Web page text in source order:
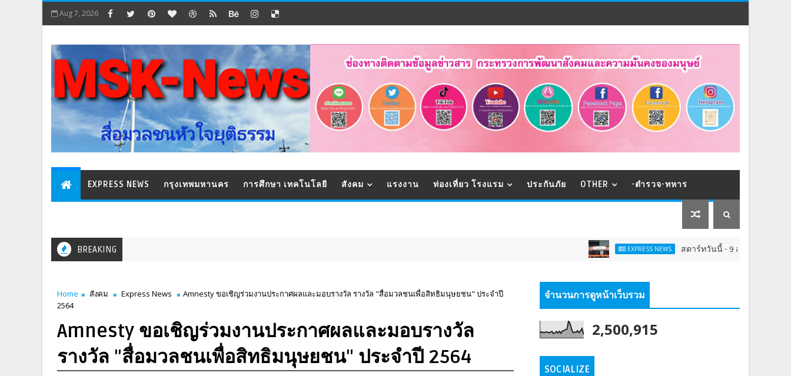
Aug 7, 2026
EXPRESS NEWS กรุงเทพมหานคร การศึกษา เทคโนโลยี สังคม แรงงาน ท่องเที่ยว โรงแรม ประกันภัย OTHER -ตำรวจ-ทหาร
BREAKING EXPRESS NEWS สตาร์ทวันนี้ - 9 ส.ค.Franchise Expo
Home สังคม Express News
Amnesty ขอเชิญร่วมงานประกาศผลและมอบรางวัล รางวัล "สื่อมวลชนเพื่อสิทธิมนุษยชน" ประจำปี
2564
Amnesty ขอเชิญร่วมงานประกาศผลและมอบรางวัล
รางวัล "สื่อมวลชนเพื่อสิทธิมนุษยชน" ประจำปี 2564
จำนวนการดูหน้าเว็บรวม
2,500,915
SOCIALIZE